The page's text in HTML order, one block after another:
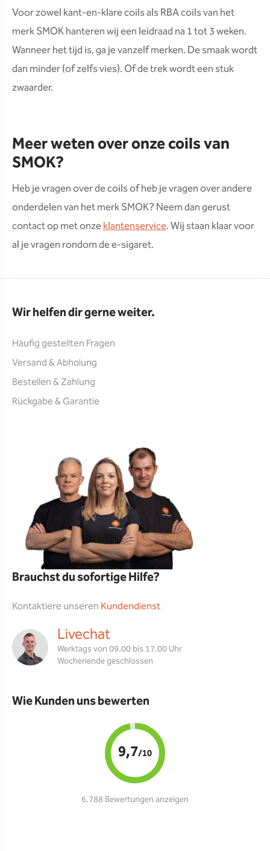
Voor zowel kant-en-klare coils als RBA coils van het
merk SMOK hanteren wij een leidraad na 1 tot 3 weken.
Wanneer het tijd is, ga je vanzelf merken. De smaak wordt
dan minder (of zelfs vies). Of de trek wordt een stuk
zwaarder.
Meer weten over onze coils van
SMOK?
Heb je vragen over de coils of heb je vragen over andere
onderdelen van het merk SMOK? Neem dan gerust
contact op met onzeklantenservice. Wij staan klaar voor
al je vragen rondom de e-sigaret.
Wir helfen dir gerne weiter.
Häufig gestellten Fragen
Versand & Abholung
Bestellen & Zahlung
Rückgabe & Garantie
Brauchst du sofortige Hilfe?
Kontaktiere unseren Kundendienst
Livechat
Werktags von 09.00 bis 17.00 Uhr
Wochenende geschlossen
Wie Kunden uns bewerten
9,7/10
6.788 Bewertungen anzeigen